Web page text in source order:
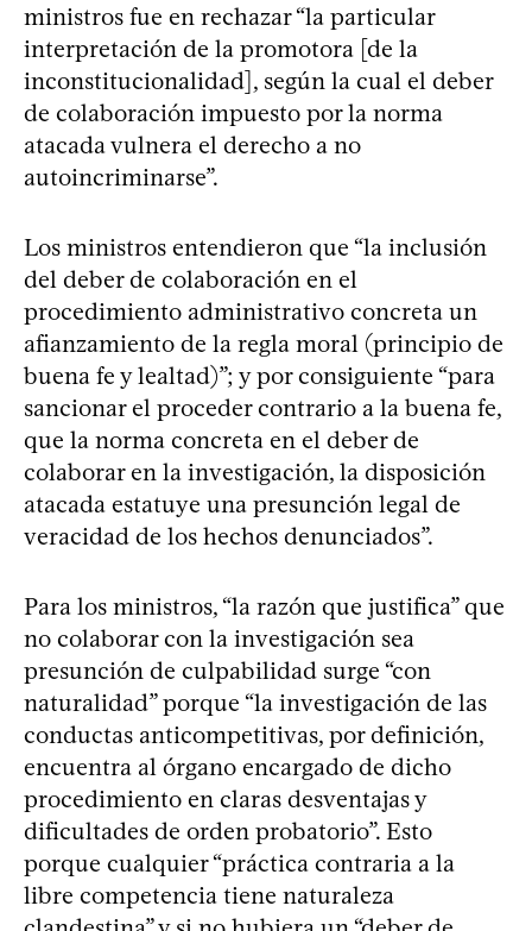
ministros fue en rechazar “la particular
interpretación de la promotora [de la
inconstitucionalidad], según la cual el deber
de colaboración impuesto por la norma
atacada vulnera el derecho a no
autoincriminarse”.
Los ministros entendieron que “la inclusión
del deber de colaboración en el
procedimiento administrativo concreta un
afianzamiento de la regla moral (principio de
buena fe y lealtad)”; y por consiguiente “para
sancionar el proceder contrario a la buena fe,
que la norma concreta en el deber de
colaborar en la investigación, la disposición
atacada estatuye una presunción legal de
veracidad de los hechos denunciados”.
Para los ministros, “la razón que justifica” que
no colaborar con la investigación sea
presunción de culpabilidad surge “con
naturalidad” porque “la investigación de las
conductas anticompetitivas, por definición,
encuentra al órgano encargado de dicho
procedimiento en claras desventajas y
dificultades de orden probatorio”. Esto
porque cualquier “práctica contraria a la
libre competencia tiene naturaleza